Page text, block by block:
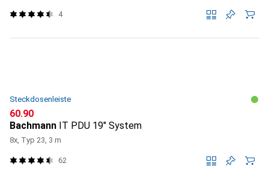
4
Steckdosenleiste
CHF
60.90
Bachmann IT PDU 19" System
8x, Typ 23, 3 m
62